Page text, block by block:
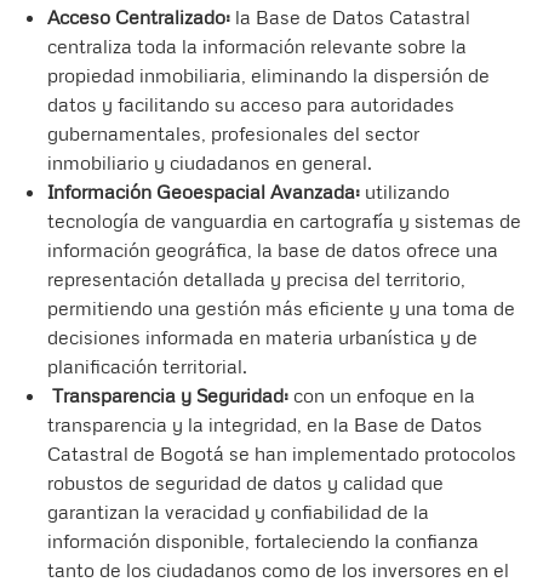
Acceso Centralizado: la Base de Datos Catastral
centraliza toda la información relevante sobre la
propiedad inmobiliaria, eliminando la dispersión de
datos y facilitando su acceso para autoridades
gubernamentales, profesionales del sector
inmobiliario y ciudadanos en general.
Información Geoespacial Avanzada: utilizando
tecnología de vanguardia en cartografía y sistemas de
información geográfica, la base de datos ofrece una
representación detallada y precisa del territorio,
permitiendo una gestión más eficiente y una toma de
decisiones informada en materia urbanística y de
planificación territorial.
Transparencia y Seguridad: con un enfoque en la
transparencia y la integridad, en la Base de Datos
Catastral de Bogotá se han implementado protocolos
robustos de seguridad de datos y calidad que
garantizan la veracidad y confiabilidad de la
información disponible, fortaleciendo la confianza
tanto de los ciudadanos como de los inversores en el